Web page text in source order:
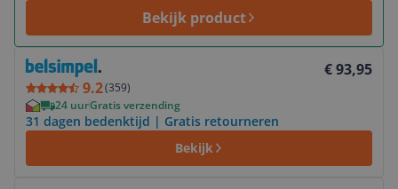
Bekijk product
9.2(359)
€ 93,95
24 uurGratis verzending
31 dagen bedenktijd | Gratis retourneren
Bekijk
Bekijk product